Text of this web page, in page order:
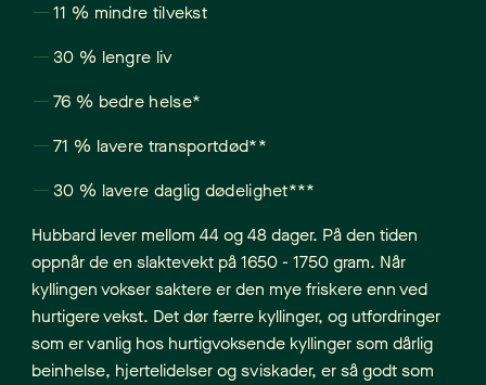
11 % mindre tilvekst
30 % lengre liv
76 % bedre helse*
71 % lavere transportdød**
30 % lavere daglig dødelighet***
Hubbard lever mellom 44 og 48 dager. På den tiden
oppnår de en slaktevekt på 1650 - 1750 gram. Når
kyllingen vokser saktere er den mye friskere enn ved
hurtigere vekst. Det dør færre kyllinger, og utfordringer
som er vanlig hos hurtigvoksende kyllinger som dårlig
beinhelse, hjertelidelser og sviskader, er så godt som